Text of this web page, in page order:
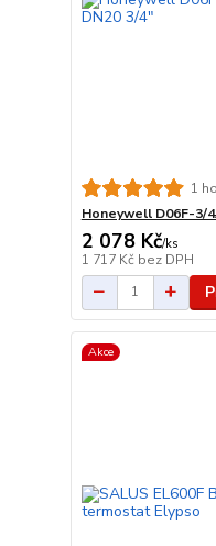
1
Honeywell D06F-3/
2 078 Kč/ks
1 717 Kč bez DPH
Akce